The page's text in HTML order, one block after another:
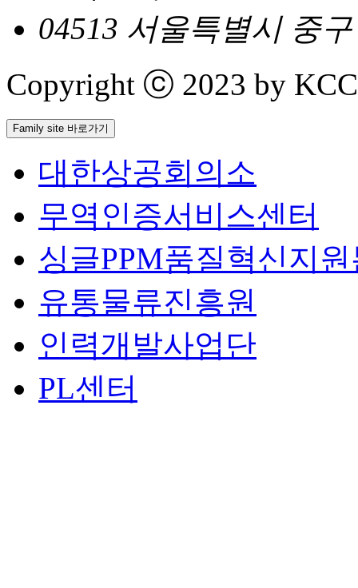
04513 서울특별시 중
Copyright ⓒ 2023 by
Family site 바로가기
대한상공회의소
무역인증서비스센터
싱글PPM품질혁신지
유통물류진흥원
인력개발사업단
PL센터